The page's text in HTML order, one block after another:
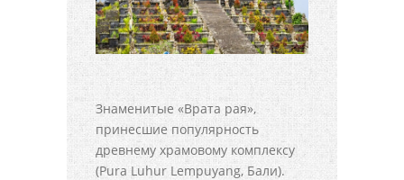
Знаменитые «Врата рая»,
принесшие популярность
древнему храмовому комплексу
(Pura Luhur Lempuyang, Бали).